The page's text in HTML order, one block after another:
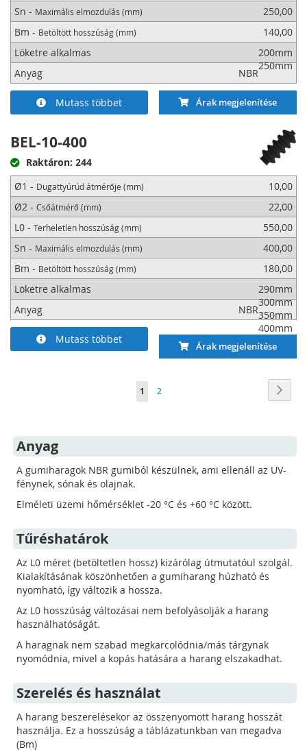
Sn - Maximális elmozdulás (mm)
250,00
Bm - Betöltött hosszúság (mm)
140,00
Löketre alkalmas
200mm
250mm
Anyag NBR
Mutass többet Árak megjelenítése
BEL-10-400
Raktáron: 244
Ø1 - Dugattyúrúd átmérője (mm)
10,00
Ø2 - Csőátmérő (mm)
22,00
L0 - Terheletlen hosszúság (mm)
550,00
Sn - Maximális elmozdulás (mm)
400,00
Bm - Betöltött hosszúság (mm)
180,00
Löketre alkalmas
290mm
300mm
350mm
400mm
Anyag NBR
Mutass többet
Árak megjelenítése
Oldal
You're
1 Oldal
2
Anyag
A gumiharagok NBR gumiból készülnek, ami ellenáll az UV-
fénynek, sónak és olajnak.
Elméleti üzemi hőmérséklet -20 °C és +60 °C között.
Tűréshatárok
Az L0 méret (betöltetlen hossz) kizárólag útmutatóul szolgál.
Kialakításának köszönhetően a gumiharang húzható és
nyomható, így változik a hossza.
Az L0 hosszúság változásai nem befolyásolják a harang
használhatóságát.
A haragnak nem szabad megkarcolódnia/más tárgynak
nyomódnia, mivel a kopás hatására a harang elszakadhat.
Szerelés és használat
A harang beszerelésekor az összenyomott harang hosszát
használja. Ez a hosszúság a táblázatunkban van megadva
(Bm)